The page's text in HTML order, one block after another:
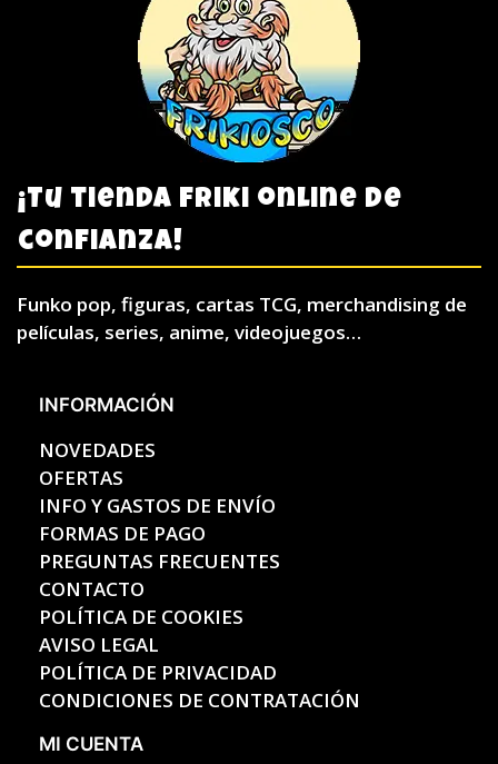
¡Tu tienda friki online de
confianza!
Funko pop, figuras, cartas TCG, merchandising de
películas, series, anime, videojuegos…
INFORMACIÓN
NOVEDADES
OFERTAS
INFO Y GASTOS DE ENVÍO
FORMAS DE PAGO
PREGUNTAS FRECUENTES
CONTACTO
POLÍTICA DE COOKIES
AVISO LEGAL
POLÍTICA DE PRIVACIDAD
CONDICIONES DE CONTRATACIÓN
MI CUENTA